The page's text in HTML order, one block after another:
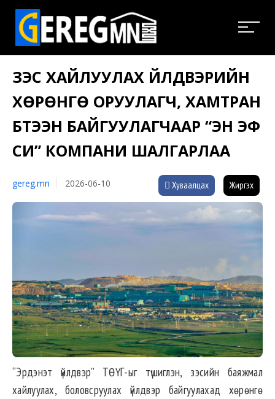
ЗЭС ХАЙЛУУЛАХ ҮЙЛДВЭРИЙН
ХӨРӨНГӨ ОРУУЛАГЧ, ХАМТРАН
БҮТЭЭН БАЙГУУЛАГЧААР “ЭН ЭФ
СИ” КОМПАНИ ШАЛГАРЛАА
gereg.mn 2026-06-10 Хуваалцах Жиргэх
“Эрдэнэт үйлдвэр” ТӨҮГ-ыг түшиглэн, зэсийн баяжмал
хайлуулах, боловсруулах үйлдвэр байгуулахад хөрөнгө